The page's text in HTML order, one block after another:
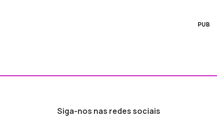
PUB
Siga-nos nas redes sociais